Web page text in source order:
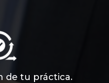
de tu práctica.